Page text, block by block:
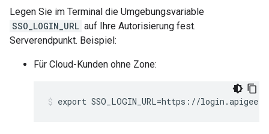
Legen Sie im Terminal die Umgebungsvariable
SSO_LOGIN_URL auf Ihre Autorisierung fest.
Serverendpunkt. Beispiel:
Für Cloud-Kunden ohne Zone:
export SSO_LOGIN_URL=https://